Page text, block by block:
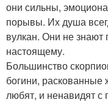
они сильны,
порывы. Их душа
вулкан. Они не знают
настоящему.
Большинство
богини,
любят, и ненавидят с